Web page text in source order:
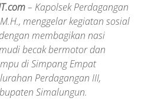
– Kapolsek Perdagangan
menggelar kegiatan sosial
membagikan nasi
becak bermotor dan
di Simpang Empat
Perdagangan III,
Simalungun.